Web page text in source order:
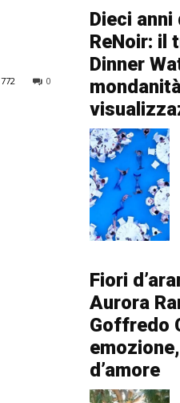
0
772
Dieci
ReNoir: il
Dinner
Fiori
Aurora
Goffredo
d’amore